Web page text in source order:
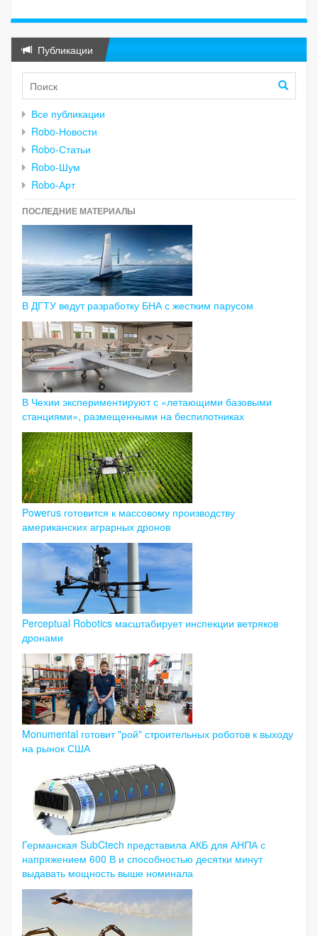
Публикации
Все публикации
Robo-Новости
Robo-Статьи
Robo-Шум
Robo-Арт
ПОСЛЕДНИЕ МАТЕРИАЛЫ
В ДГТУ ведут разработку БНА с жестким парусом
В Чехии экспериментируют с «летающими базовыми
станциями», размещенными на беспилотниках
Powerus готовится к массовому производству
американских аграрных дронов
Perceptual Robotics масштабирует инспекции ветряков
дронами
Monumental готовит "рой" строительных роботов к выходу
на рынок США
Германская SubCtech представила АКБ для АНПА с
напряжением 600 В и способностью десятки минут
выдавать мощность выше номинала